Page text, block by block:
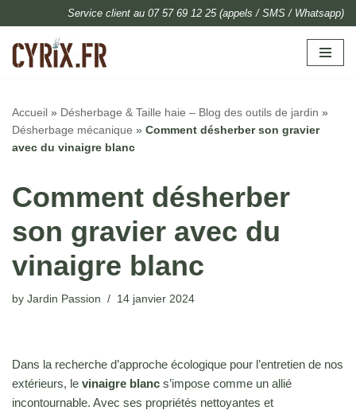
Skip
to
Service client au 07 57 69 12 25 (appels / SMS / Whatsapp)
Accueil » Désherbage & Taille haie – Blog des outils de jardin »
Désherbage mécanique » Comment désherber son gravier
avec du vinaigre blanc
Comment désherber
son gravier avec du
vinaigre blanc
by Jardin Passion 14 janvier 2024
Dans la recherche d’approche écologique pour l’entretien de nos
extérieurs, le vinaigre blanc s’impose comme un allié
incontournable. Avec ses propriétés nettoyantes et